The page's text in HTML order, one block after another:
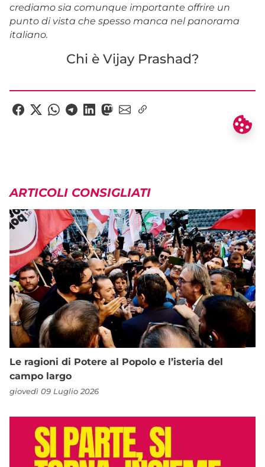
crediamo sia comunque importante offrire un
punto di vista che spesso manca nel panorama
italiano.
Chi è Vijay Prashad?
ARTICOLI CONSIGLIATI
Le ragioni di Potere al Popolo e l’isteria del
campo largo
giovedì 09 Luglio 2026